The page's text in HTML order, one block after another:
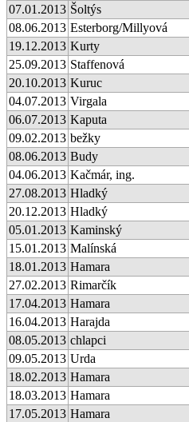
07.01.2013 Šoltýs
08.06.2013 Esterborg/Millyová
19.12.2013 Kurty
25.09.2013 Staffenová
20.10.2013 Kuruc
04.07.2013 Virgala
06.07.2013 Kaputa
09.02.2013 bežky
08.06.2013 Budy
04.06.2013 Kačmár, ing.
27.08.2013 Hladký
20.12.2013 Hladký
05.01.2013 Kaminský
15.01.2013 Malínská
18.01.2013 Hamara
27.02.2013 Rimarčík
17.04.2013 Hamara
16.04.2013 Harajda
08.05.2013 chlapci
09.05.2013 Urda
18.02.2013 Hamara
18.03.2013 Hamara
17.05.2013 Hamara